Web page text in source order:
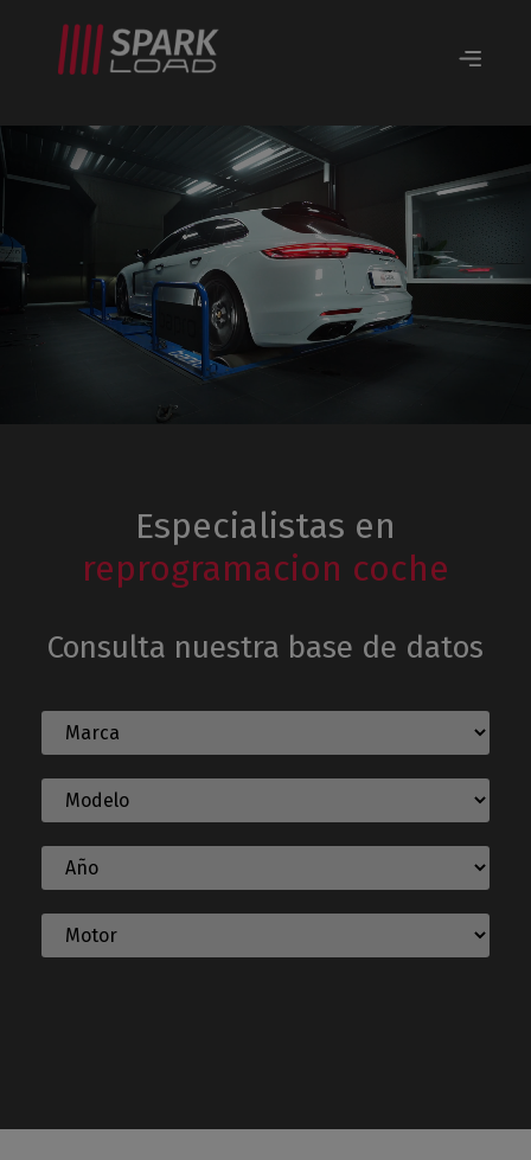
Especialistas en
reprogramacion coche
Consulta nuestra base de datos